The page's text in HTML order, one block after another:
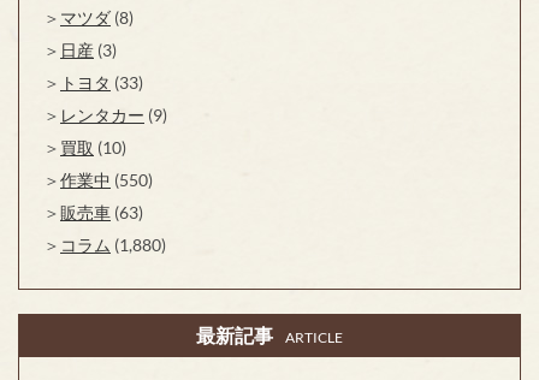
マツダ (8)
日産 (3)
トヨタ (33)
レンタカー (9)
買取 (10)
作業中 (550)
販売車 (63)
コラム (1,880)
最新記事 ARTICLE